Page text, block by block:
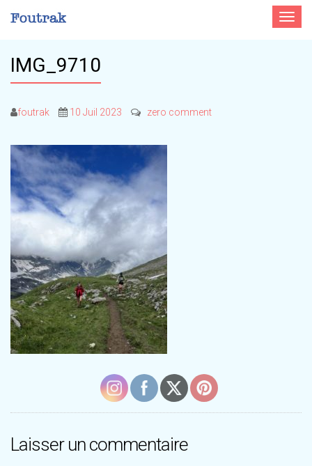
Toggle
IMG_9710
foutrak 10 Juil 2023 zero comment
Laisser un commentaire